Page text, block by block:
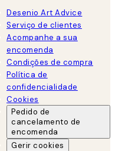
Desenio Art Advice
Serviço de clientes
Acompanhe a sua
encomenda
Condições de compra
Política de
confidencialidade
Cookies
Pedido de
cancelamento de
encomenda
Gerir cookies